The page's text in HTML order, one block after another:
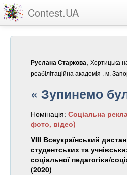
Contest.UA
Статистика
Про проект
реєстрація
Руслана Старкова, Хортицька
реабілітаційна академія , м.
« Зупинемо
Номінація: Соціальна
фото, відео)
VIII Всеукраїнський
студентських та
соціальної педагогіки/
(2020)